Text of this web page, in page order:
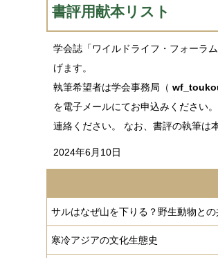
書評用献本リスト
学会誌「ワイルドライフ・フォーラ
げます。
執筆希望者は学会事務局（
を電子メールにてお申込みください
連絡ください。 なお、書評の執筆は
2024年6月10日
サルはなぜ山を下りる？野生動物との
寒冷アジアの文化生態史